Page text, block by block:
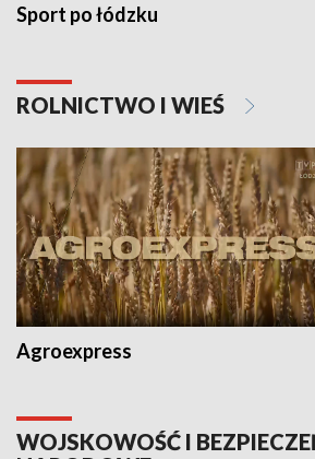
Sport po łódzku
ROLNICTWO I WIEŚ
Agroexpress
WOJSKOWOŚĆ I